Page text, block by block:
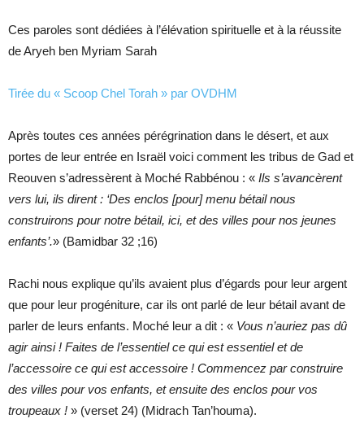
Ces paroles sont dédiées à l’élévation spirituelle et à la réussite
de Aryeh ben Myriam Sarah
Tirée du « Scoop Chel Torah » par OVDHM
Après toutes ces années pérégrination dans le désert, et aux
portes de leur entrée en Israël voici comment les tribus de Gad et
Reouven s’adressèrent à Moché Rabbénou : « Ils s’avancèrent
vers lui, ils dirent : ‘Des enclos [pour] menu bétail nous
construirons pour notre bétail, ici, et des villes pour nos jeunes
enfants’.» (Bamidbar 32 ;16)
Rachi nous explique qu’ils avaient plus d’égards pour leur argent
que pour leur progéniture, car ils ont parlé de leur bétail avant de
parler de leurs enfants. Moché leur a dit : « Vous n’auriez pas dû
agir ainsi ! Faites de l’essentiel ce qui est essentiel et de
l’accessoire ce qui est accessoire ! Commencez par construire
des villes pour vos enfants, et ensuite des enclos pour vos
troupeaux ! » (verset 24) (Midrach Tan’houma).